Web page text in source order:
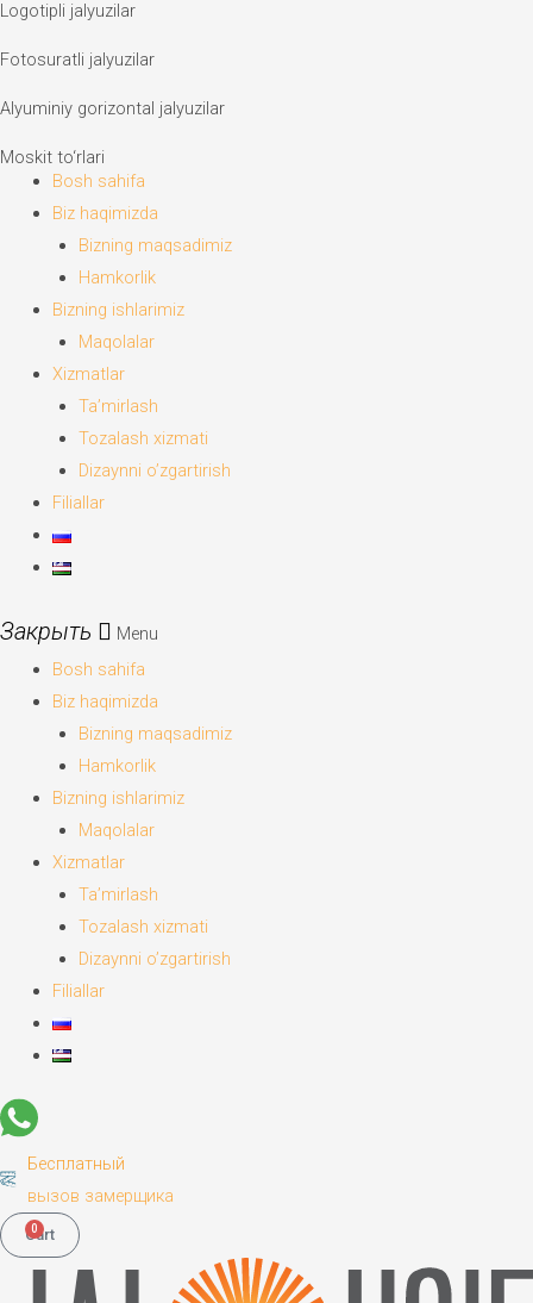
Logotipli jalyuzilar
Fotosuratli jalyuzilar
Alyuminiy gorizontal jalyuzilar
Moskit to‘rlari
Bosh sahifa
Biz haqimizda
Bizning maqsadimiz
Hamkorlik
Bizning ishlarimiz
Maqolalar
Xizmatlar
Ta’mirlash
Tozalash xizmati
Dizaynni o’zgartirish
Filiallar
Menu
Bosh sahifa
Biz haqimizda
Bizning maqsadimiz
Hamkorlik
Bizning ishlarimiz
Maqolalar
Xizmatlar
Ta’mirlash
Tozalash xizmati
Dizaynni o’zgartirish
Filiallar
Бесплатный
вызов замерщика
0
Cart